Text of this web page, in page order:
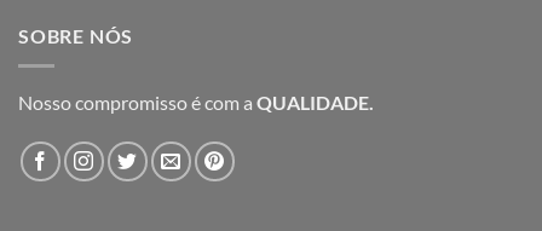
SOBRE NÓS
Nosso compromisso é com a QUALIDADE.